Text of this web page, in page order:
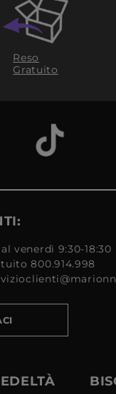
Reso
Gratuito
venerdì 9:30-18:30
800.914.998